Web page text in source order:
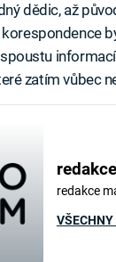
dědic, až
zatím vůbec
redakce